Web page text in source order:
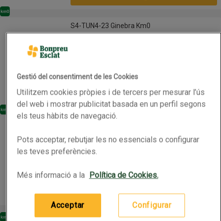
S4-TUN4-23 Ginebra Km0
Km0
S4-TUN4-23 Ginebra Km0
Preu
16,99 €
Afegeix
NUT Ginebra Gin Poma Km0
Km0
Abans 19,95€
Nom de l’oferta: Abans 19,95€, , fes clic per
Preu
17,95 €
Altres
Gestió del consentiment de les Cookies
Utilitzem cookies pròpies i de tercers per mesurar l’ús
del web i mostrar publicitat basada en un perfil segons
els teus hàbits de navegació.
Pots acceptar, rebutjar les no essencials o configurar
les teves preferències.
Més informació a la Política de Cookies.
Configurar
Acceptar